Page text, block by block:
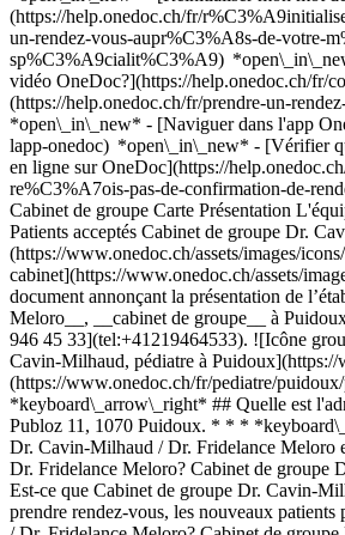
(https://help.onedoc.ch/fr/
un-rendez-vous-aupr%C3%A8s-de-votre-
sp%C3%A9cialit%C3%A9)
vidéo OneDoc?](https://help.onedoc.ch/fr/
(https://help.onedoc.ch/fr/prendre-un-
*open\_in\_new* - [Naviguer dans l'app
lapp-onedoc) *open\_in\_new* - [Vérifier qu'un rendez-vous est confirmé](https://help.onedoc.ch/fr/v%C3%A9rifier-quun-rendez-vous-est-confirm%C3%A9) *open\_in\_new* - [Annuler un rendez-vous pris en ligne sur OneDoc](https://help.onedoc.ch/fr/annuler-un-rendez-vous-pris-en-ligne-sur-onedoc) *open\_in\_new* - [Je ne reçois pas de confirmation de rendez-vous](https://help.onedoc.ch/fr/je-ne-re%C3%A7ois-pas-de-confirmation-de-rendez-vous) *open\_in\_new* [Voir tous nos articles *open\_in\_new*](https://help.onedoc.ch/fr/) # Cabinet de groupe Dr. Cavin-Milhaud / Dr. Fridelance Meloro ## Cabinet de groupe Carte Présentation L'équipe ![Icône patient avec un signe